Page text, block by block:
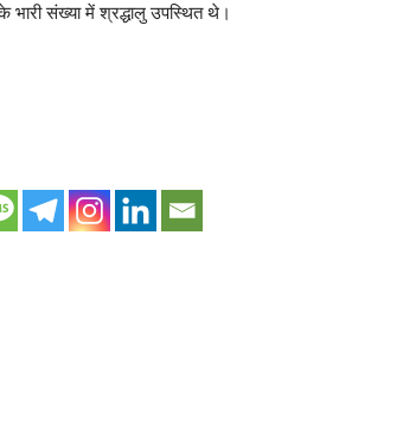
संख्या में श्रद्धालु उपस्थित थे।